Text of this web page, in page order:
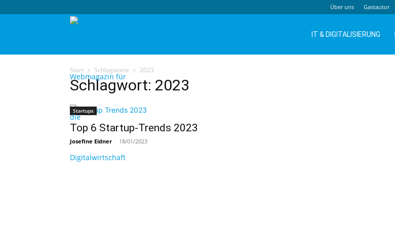
Über uns Gastautor
IT & DIGITALISIERUNG
Start Schlagworte 2023
Schlagwort: 2023
Startups
Top 6 Startup-Trends 2023
Josefine Eidner - 18/01/2023